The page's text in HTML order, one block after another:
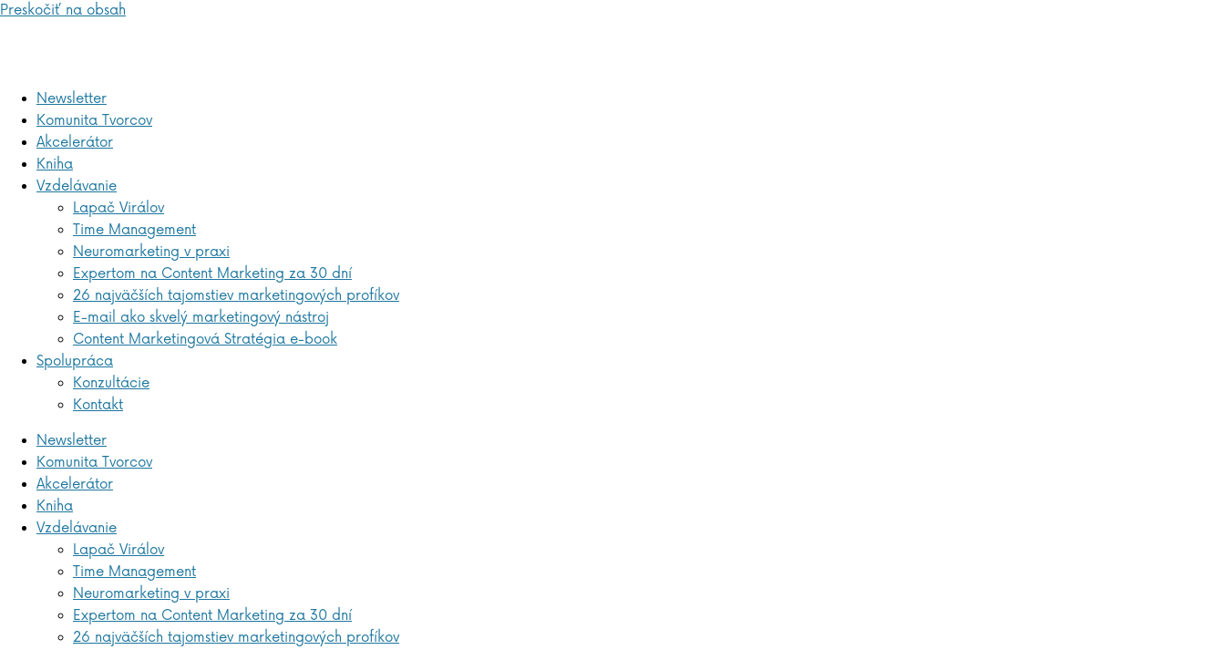
Preskočiť na obsah
Newsletter
Komunita Tvorcov
Akcelerátor
Kniha
Vzdelávanie
Lapač Virálov
Time Management
Neuromarketing v praxi
Expertom na Content Marketing za 30 dní
26 najväčších tajomstiev marketingových profíkov
E-mail ako skvelý marketingový nástroj
Content Marketingová Stratégia e-book
Spolupráca
Konzultácie
Kontakt
Newsletter
Komunita Tvorcov
Akcelerátor
Kniha
Vzdelávanie
Lapač Virálov
Time Management
Neuromarketing v praxi
Expertom na Content Marketing za 30 dní
26 najväčších tajomstiev marketingových profíkov